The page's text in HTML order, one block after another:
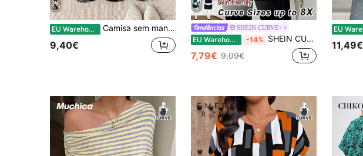
EU Warehouse Camisa sem mangas casual de verão tamanho grande com estampa aleatória
9,40€
4
SHEIN CURVE+
EU Warehouse -14% SHEIN CURVE+ Camisa feminina plus size estilo férias com estampa total, decote em V e manga curta.
7,79€ 9,09€
11,49€